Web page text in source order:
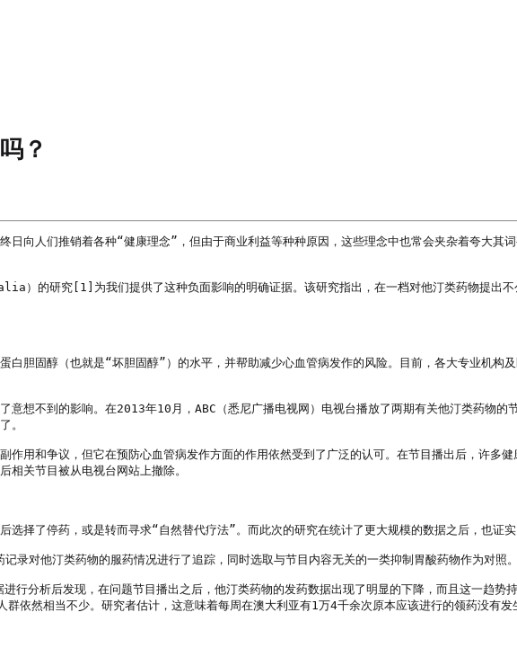
？
向人们推销着各种“健康理念”，但由于商业利益等种种原因，这些理念中也常会夹杂着夸大其
研究[1]为我们提供了这种负面影响的明确证据。该研究指出，在一档对他汀类药物提出不
胆固醇（也就是“坏胆固醇”）的水平，并帮助减少心血管病发作的风险。目前，各大专业机构
意想不到的影响。在2013年10月，ABC（悉尼广播电视网）电视台播放了两期有关他汀类药物的
。
用和争议，但它在预防心血管病发作方面的作用依然受到了广泛的认可。在节目播出后，许多
相关节目被从电视台网站上撤除。
选择了停药，或是转而寻求“自然替代疗法”。而此次的研究在统计了更大规模的数据之后，也证
他汀类药物的服药情况进行了追踪，同时选取与节目内容无关的一类抑制胃酸药物作为对照。
分析后发现，在问题节目播出之后，他汀类药物的发药数据出现了明显的下降，而且这一趋势
依然相当不少。研究者估计，这意味着每周在澳大利亚有1万4千余次原本应该进行的领药没有